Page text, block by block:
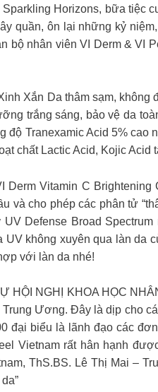
Horizons, bữa tiệc
quần, ôn lại những kỷ
bộ nhân viên VI Derm & VI
Xắn Da thâm sạm,
trắng sáng, bảo vệ da
độ Tranexamic Acid 5%
chất Lactic Acid, Kojic
Derm Vitamin C
và cho phép các phân tử
Defense Broad
UV không xuyên qua làn da
với làn da nhé!
HỘI NGHỊ KHOA HỌC
Ương. Đây là dịp cho
đại biểu là lãnh đạo các
Vietnam rất hân hạnh
ThS.BS. Lê Thị Mai –